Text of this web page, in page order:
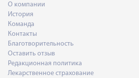
О компании
История
Команда
Контакты
Благотворительность
Оставить отзыв
Редакционная политика
Лекарственное страхование